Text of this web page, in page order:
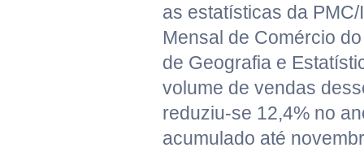
as estatísticas da
Mensal de Comércio
de Geografia e
volume de vendas
reduziu-se 12,4% no
acumulado até